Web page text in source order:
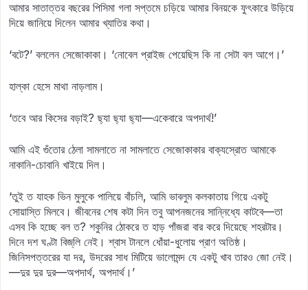
আমার সাতাত্তর বছরের পিসিমা গলা সপ্তমে চড়িয়ে আমার বিনয়কে ফুৎকারে উড়িয়ে
দিয়ে জানিয়ে দিলেন আমার খ্যাতির কথা।
‘বটে?’ বললেন সেজোকাকা। ‘নোবেল প্রাইজ পেয়েছিস কি না সেটা বল আগে।’
হাল্‌কা হেসে মাথা নাড়লাম।
‘তবে আর কিসের বড়াই? ছ্যা ছ্যা ছ্যা—একেবারে অপদার্থ!’
আমি এই গুঁতোর ঠেলা সামলাতে না সামলাতে সেজোকাকার বাক্যস্রোত আমাকে
নাকানি-চোবানি খাইয়ে দিল।
‘তুই ত যাহক ভিন মুলুকে পালিয়ে বাঁচলি, আমি ভাবলুম কলকাতায় গিয়ে একটু
সোয়াস্তি মিলবে। জীবনের শেষ কটা দিন তবু আপনজনের সান্নিধ্যে কাটবে—তা
এসব কি হচ্ছে বল ত? শকুনির ঠোকরে ত হাড় পাঁজরা বার করে দিয়েছে শহরটার।
দিনে দশ ঘণ্টা বিজ্‌লি নেই। শ্বাস টানলে ধোঁয়া-ধুলোয় প্রাণ অতিষ্ঠ।
জিনিসপত্তরের যা দর, উদরের সাধ মিটিয়ে ভালোমন্দ যে একটু খাব তারও জো নেই।
—দুর দুর দুর—অপদার্থ, অপদার্থ।’